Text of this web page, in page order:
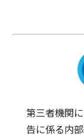
第三者機関
告に係る内